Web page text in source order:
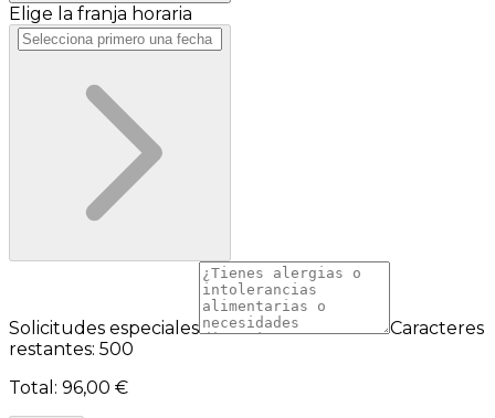
Elige la franja horaria
Solicitudes especiales
Caracteres
restantes: 500
Total : 96,00 €